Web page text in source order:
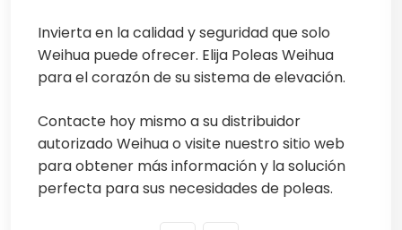
Invierta en la calidad y seguridad que solo
Weihua puede ofrecer. Elija Poleas Weihua
para el corazón de su sistema de elevación.
Contacte hoy mismo a su distribuidor
autorizado Weihua o visite nuestro sitio web
para obtener más información y la solución
perfecta para sus necesidades de poleas.